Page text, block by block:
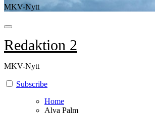
MKV-Nytt
Redaktion 2
MKV-Nytt
Subscribe
Home
Alva Palm